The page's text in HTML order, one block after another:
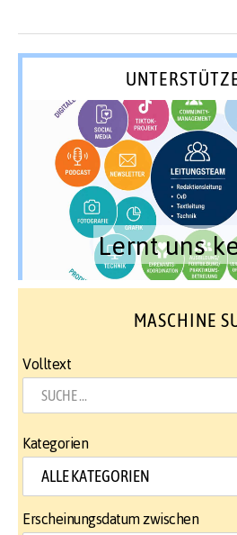
Lernt uns
MASCHINE
Volltext
Kategorien
Erscheinungsdatum zwischen